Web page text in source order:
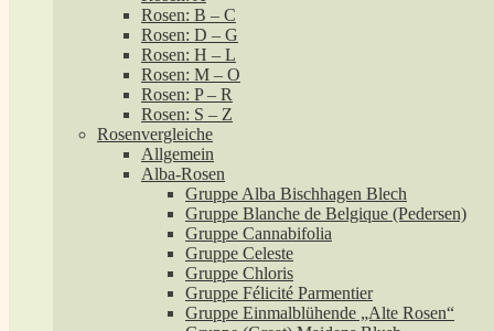
Rosen: B – C
Rosen: D – G
Rosen: H – L
Rosen: M – O
Rosen: P – R
Rosen: S – Z
Rosenvergleiche
Allgemein
Alba-Rosen
Gruppe Alba Bischhagen Blech
Gruppe Blanche de Belgique (Pedersen)
Gruppe Cannabifolia
Gruppe Celeste
Gruppe Chloris
Gruppe Félicité Parmentier
Gruppe Einmalblühende „Alte Rosen“